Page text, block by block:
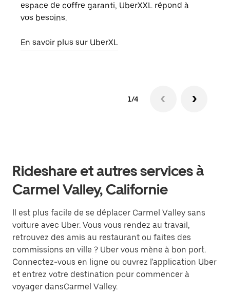
espace de coffre garanti, UberXXL répond à
vos besoins.
En savoir plus sur UberXL
1/4
Rideshare et autres services à
Carmel Valley, Californie
Il est plus facile de se déplacer Carmel Valley sans
voiture avec Uber. Vous vous rendez au travail,
retrouvez des amis au restaurant ou faites des
commissions en ville ? Uber vous mène à bon port.
Connectez-vous en ligne ou ouvrez l'application Uber
et entrez votre destination pour commencer à
voyager dansCarmel Valley.